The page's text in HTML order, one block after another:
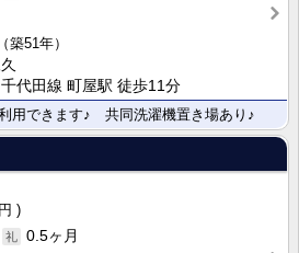
（築51年）
代田線 町屋駅 徒歩11分
用できます♪ 共同洗濯機置き場あり♪
0.5ヶ月